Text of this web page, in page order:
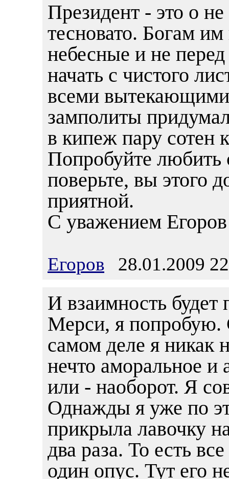
Президент - это о
тесновато. Богам
небесные и не
начать с чистого
всеми
замполиты
в кипеж пару сотен
Попробуйте любить
поверьте, вы этого
приятной.
С уважением
Егоров 28.01.2009
И взаимность будет
Мерси, я попробую.
самом деле я никак
нечто аморальное и
или - наоборот. Я
Однажды я уже по
прикрыла лавочку
два раза. То есть
один опус. Тут его